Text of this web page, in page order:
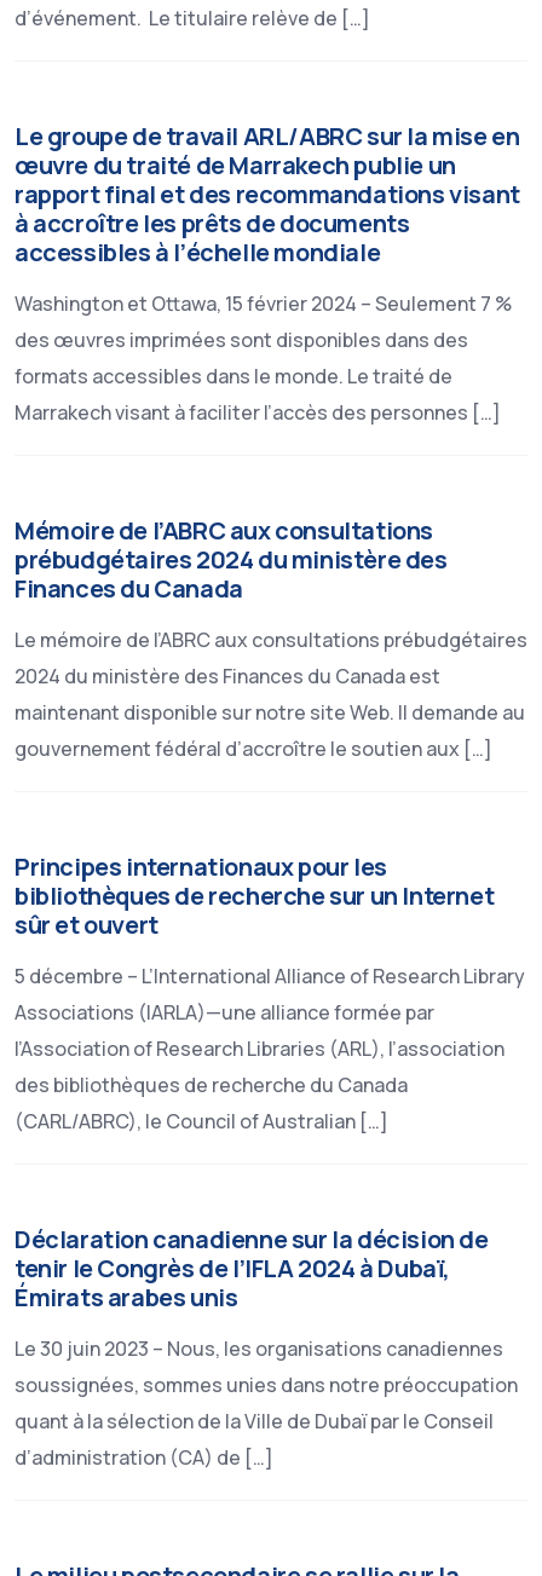
d’événement. Le titulaire relève de […]
Le groupe de travail ARL/ABRC sur la mise en
œuvre du traité de Marrakech publie un
rapport final et des recommandations visant
à accroître les prêts de documents
accessibles à l’échelle mondiale
Washington et Ottawa, 15 février 2024 – Seulement 7 %
des œuvres imprimées sont disponibles dans des
formats accessibles dans le monde. Le traité de
Marrakech visant à faciliter l’accès des personnes […]
Mémoire de l’ABRC aux consultations
prébudgétaires 2024 du ministère des
Finances du Canada
Le mémoire de l’ABRC aux consultations prébudgétaires
2024 du ministère des Finances du Canada est
maintenant disponible sur notre site Web. Il demande au
gouvernement fédéral d’accroître le soutien aux […]
Principes internationaux pour les
bibliothèques de recherche sur un Internet
sûr et ouvert
5 décembre – L’International Alliance of Research Library
Associations (IARLA)—une alliance formée par
l’Association of Research Libraries (ARL), l’association
des bibliothèques de recherche du Canada
(CARL/ABRC), le Council of Australian […]
Déclaration canadienne sur la décision de
tenir le Congrès de l’IFLA 2024 à Dubaï,
Émirats arabes unis
Le 30 juin 2023 – Nous, les organisations canadiennes
soussignées, sommes unies dans notre préoccupation
quant à la sélection de la Ville de Dubaï par le Conseil
d’administration (CA) de […]